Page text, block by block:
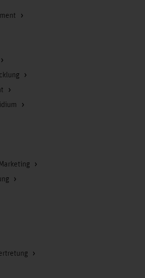
Sie bitte auch die Regelungen der
Pflege ist kein Vorpraktikum